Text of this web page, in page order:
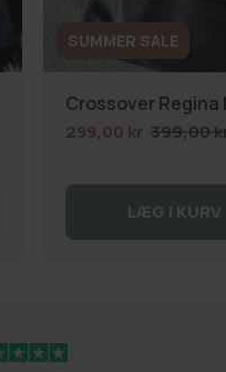
SUMMER SALE
Crossover Regina
299,00 kr 399,00
LÆG I KURV